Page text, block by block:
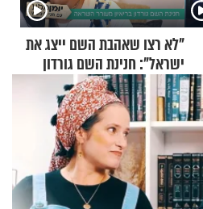
"לא רצו שאהבת השם ייצג את
ישראל": חנינת השם גורדון
בריאיון מעורר השראה